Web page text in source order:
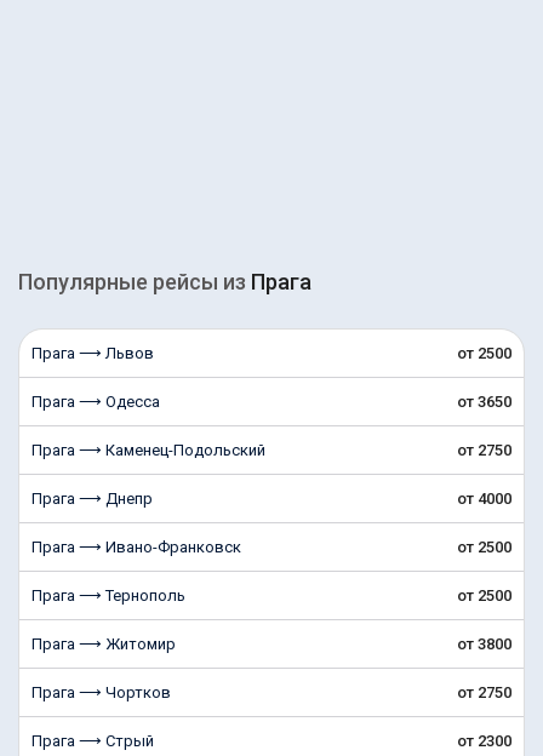
Популярные рейсы из Прага
Прага ⟶ Львов от 2500
Прага ⟶ Одесса от 3650
Прага ⟶ Каменец-Подольский от 2750
Прага ⟶ Днепр от 4000
Прага ⟶ Ивано-Франковск от 2500
Прага ⟶ Тернополь от 2500
Прага ⟶ Житомир от 3800
Прага ⟶ Чортков от 2750
Прага ⟶ Стрый от 2300